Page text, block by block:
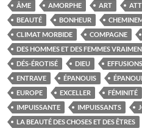
ÂME AMORPHE ART
BEAUTÉ
BONHEUR
CLIMAT MORBIDE
COMPAGNE
DES HOMMES ET DES FEMMES
DÉS-ÉROTISÉ
DIEU
ENTRAVE
ÉPANOUIS
EUROPE
EXCELLER FÉMINITÉ
IMPUISSANTE
IMPUISSANTS
LA BEAUTÉ DES CHOSES ET DES ÊTRES